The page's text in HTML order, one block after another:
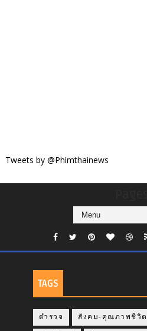
Tweets by @Phimthainews
TAGS
ตำรวจ สังคม-คุณภาพชีวิต